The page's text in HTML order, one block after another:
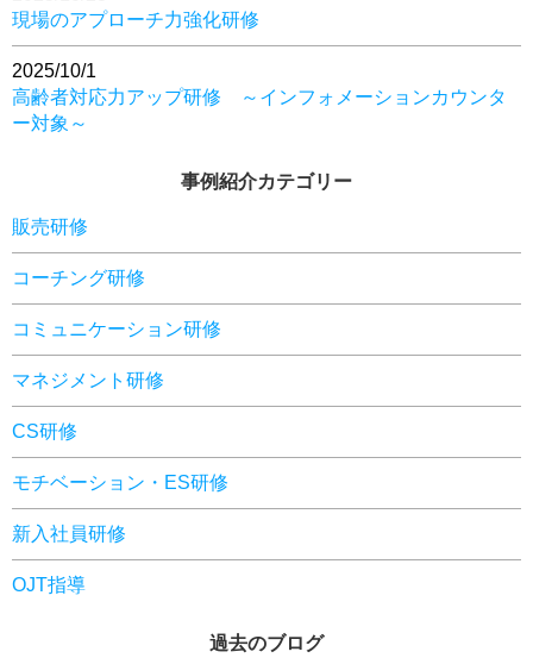
現場のアプローチ力強化研修
2025/10/1
高齢者対応力アップ研修 ～インフォメーションカウンタ
ー対象～
事例紹介カテゴリー
販売研修
コーチング研修
コミュニケーション研修
マネジメント研修
CS研修
モチベーション・ES研修
新入社員研修
OJT指導
過去のブログ